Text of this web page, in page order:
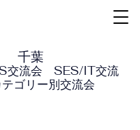
千葉
交流会 SES/IT交流
ゴリー別交流会